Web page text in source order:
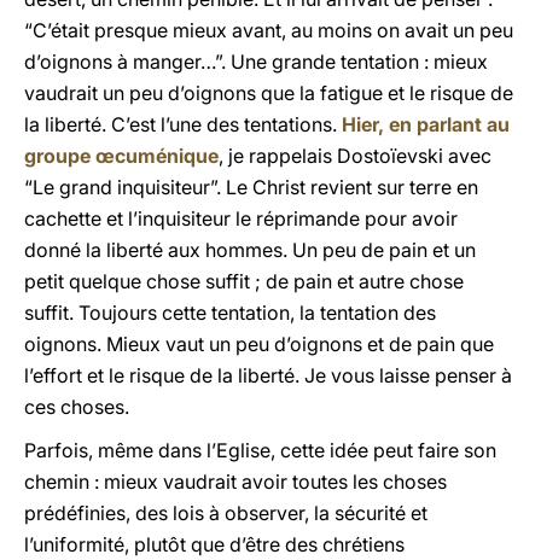
“C’était presque mieux avant, au moins on avait un peu
d’oignons à manger…”. Une grande tentation : mieux
vaudrait un peu d’oignons que la fatigue et le risque de
la liberté. C’est l’une des tentations. Hier, en parlant au
groupe œcuménique, je rappelais Dostoïevski avec
“Le grand inquisiteur”. Le Christ revient sur terre en
cachette et l’inquisiteur le réprimande pour avoir
donné la liberté aux hommes. Un peu de pain et un
petit quelque chose suffit ; de pain et autre chose
suffit. Toujours cette tentation, la tentation des
oignons. Mieux vaut un peu d’oignons et de pain que
l’effort et le risque de la liberté. Je vous laisse penser à
ces choses.
Parfois, même dans l’Eglise, cette idée peut faire son
chemin : mieux vaudrait avoir toutes les choses
prédéfinies, des lois à observer, la sécurité et
l’uniformité, plutôt que d’être des chrétiens